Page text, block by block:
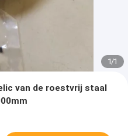
1/1
van de roestvrij staal